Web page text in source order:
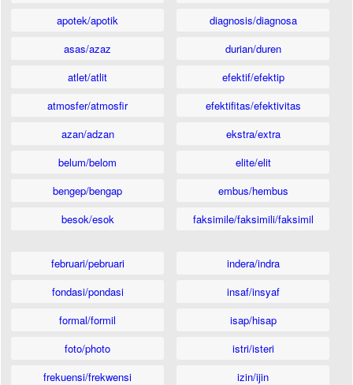
apotek/apotik
asas/azaz
atlet/atlit
atmosfer/atmosfir
azan/adzan
belum/belom
bengep/bengap
besok/esok
diagnosis/diagnosa
durian/duren
efektif/efektip
efektifitas/efektivitas
ekstra/extra
elite/elit
embus/hembus
faksimile/faksimili/faksimil
februari/pebruari
fondasi/pondasi
formal/formil
foto/photo
frekuensi/frekwensi
indera/indra
insaf/insyaf
isap/hisap
istri/isteri
izin/ijin